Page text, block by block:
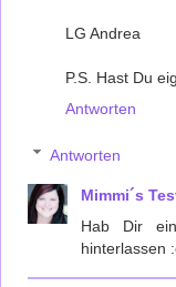
LG Andrea
P.S. Hast Du
Antworten
Antworten
Mimmi´s
Hab Dir
hinterlassen